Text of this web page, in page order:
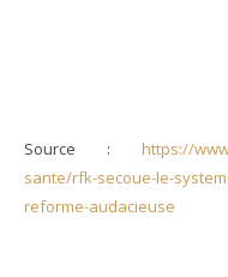
Source : https://
sante/rfk-secoue-le-
reforme-audacieuse